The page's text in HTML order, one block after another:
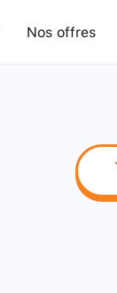
Nos offres